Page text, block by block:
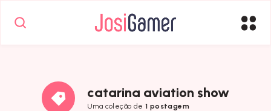
catarina aviation show
Uma coleção de 1 postagem